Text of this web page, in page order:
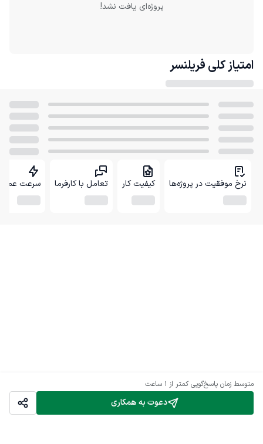
دعوت به همکاری
متوسط زمان پاسخ‌گویی کمتر از 1 ساعت
پروژه‌ای یافت نشد!
امتیاز کلی فریلنسر
نرخ موفقیت در پروژه‌ها کیفیت کار تعامل با کارفرما سرعت عمل